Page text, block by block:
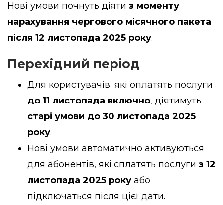
Нові умови почнуть діяти з моменту
нарахування чергового місячного пакета
після 12 листопада 2025 року.
Перехідний період
Для користувачів, які оплатять послуги
до 11 листопада включно, діятимуть
старі умови до 30 листопада 2025
року.
Нові умови автоматично активуються
для абонентів, які сплатять послуги з 12
листопада 2025 року або
підключаться після цієї дати.